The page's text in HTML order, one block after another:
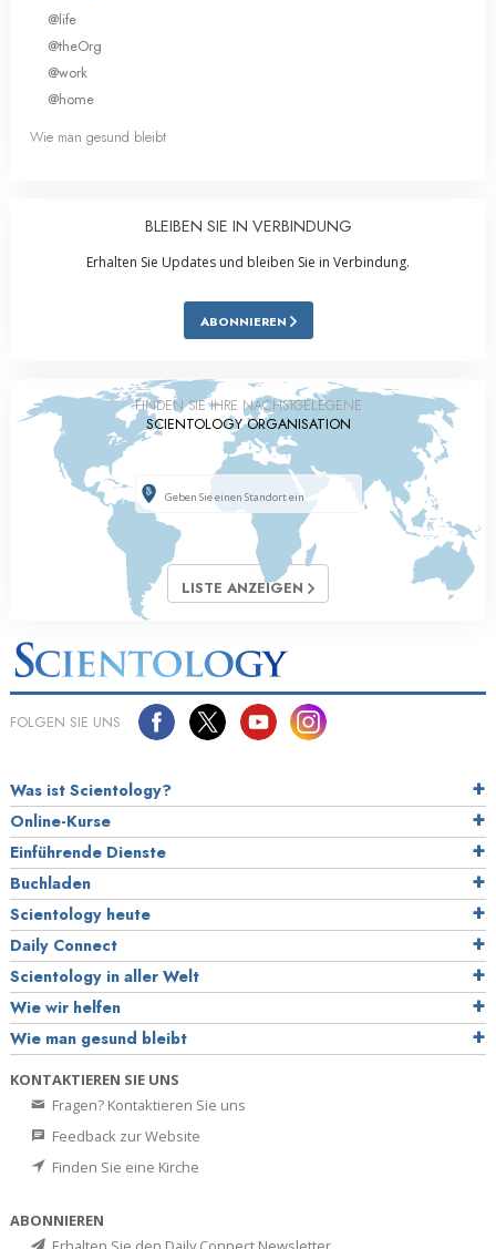
@life
@theOrg
@work
@home
Wie man gesund bleibt
BLEIBEN SIE IN VERBINDUNG
Erhalten Sie Updates und bleiben Sie in Verbindung.
ABONNIEREN
FINDEN SIE IHRE NÄCHSTGELEGENE
SCIENTOLOGY ORGANISATION
LISTE ANZEIGEN
FOLGEN SIE UNS
Was ist Scientology?
Online-Kurse
Einführende Dienste
Buchladen
Scientology heute
Daily Connect
Scientology in aller Welt
Wie wir helfen
Wie man gesund bleibt
KONTAKTIEREN SIE UNS
Fragen? Kontaktieren Sie uns
Feedback zur Website
Finden Sie eine Kirche
ABONNIEREN